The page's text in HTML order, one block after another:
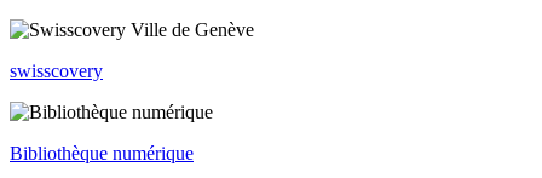
swisscovery
Bibliothèque numérique